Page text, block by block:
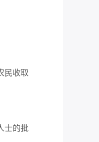
民收取
士的批